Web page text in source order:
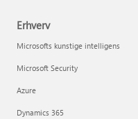
Erhverv
Microsofts kunstige intelligens
Microsoft Security
Azure
Dynamics 365